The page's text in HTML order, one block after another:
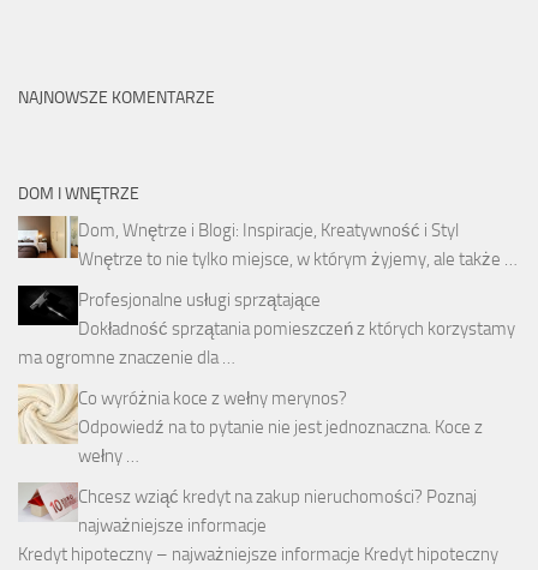
NAJNOWSZE KOMENTARZE
DOM I WNĘTRZE
Dom, Wnętrze i Blogi: Inspiracje, Kreatywność i Styl
Wnętrze to nie tylko miejsce, w którym żyjemy, ale także …
Profesjonalne usługi sprzątające
Dokładność sprzątania pomieszczeń z których korzystamy
ma ogromne znaczenie dla …
Co wyróżnia koce z wełny merynos?
Odpowiedź na to pytanie nie jest jednoznaczna. Koce z
wełny …
Chcesz wziąć kredyt na zakup nieruchomości? Poznaj
najważniejsze informacje
Kredyt hipoteczny – najważniejsze informacje Kredyt hipoteczny